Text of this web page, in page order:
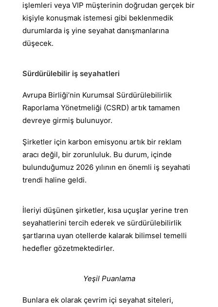
işlemleri veya VIP müşterinin doğrudan gerçek bir
kişiyle konuşmak istemesi gibi beklenmedik
durumlarda iş yine seyahat danışmanlarına
düşecek.
Sürdürülebilir iş seyahatleri
Avrupa Birliği’nin Kurumsal Sürdürülebilirlik
Raporlama Yönetmeliği (CSRD) artık tamamen
devreye girmiş bulunuyor.
Şirketler için karbon emisyonu artık bir reklam
aracı değil, bir zorunluluk. Bu durum, içinde
bulunduğumuz 2026 yılının en önemli iş seyahati
trendi haline geldi.
İleriyi düşünen şirketler, kısa uçuşlar yerine tren
seyahatlerini tercih ederek ve sürdürülebilirlik
şartlarına uyan otellerde kalarak bilimsel temelli
hedefler gözetmektedirler.
Yeşil Puanlama
Bunlara ek olarak çevrim içi seyahat siteleri,